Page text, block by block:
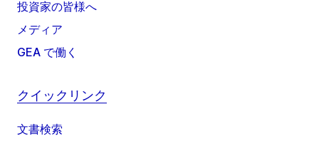
投資家の皆様へ
メディア
GEA で働く
クイックリンク
文書検索